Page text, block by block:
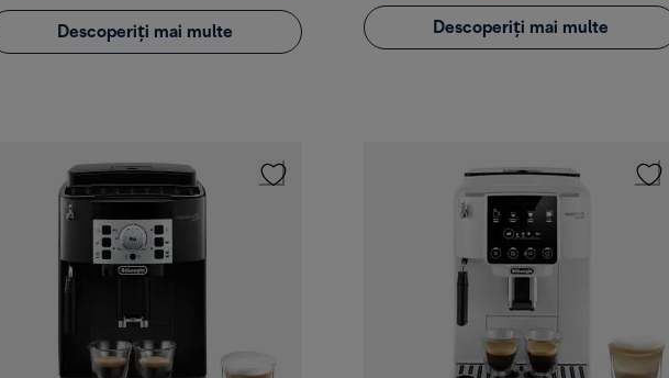
Descoperiți mai multe Descoperiți mai multe